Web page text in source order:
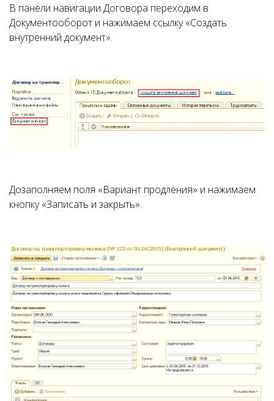
В панели навигации Договора переходим в
Документооборот и нажимаем ссылку «Создать
внутренний документ».
Дозаполняем поля «Вариант продления» и нажимаем
кнопку «Записать и закрыть».